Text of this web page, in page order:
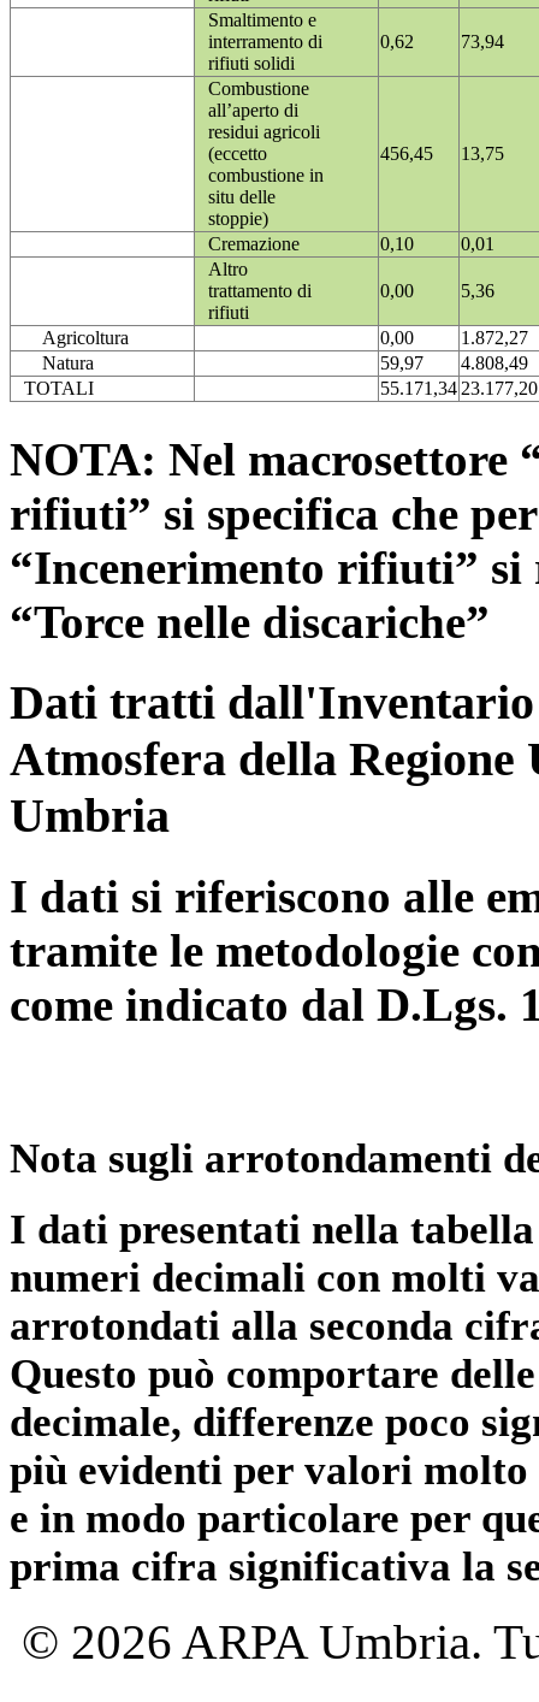
Smaltimento e
interramento di
rifiuti solidi
0,62 73,94
Combustione
all’aperto di
residui agricoli
(eccetto
combustione in
situ delle
stoppie)
456,45 13,75
Cremazione 0,10
0,01
Altro
trattamento di
rifiuti
0,00 5,36
Agricoltura 0,00
1.872,27
Natura
59,97
4.808,49
TOTALI
55.171,3423.177,20
NOTA: Nel macrosettore
rifiuti” si specifica che
“Incenerimento rifiuti”
“Torce nelle discariche”
Dati tratti dall'Inventario
Atmosfera della
Umbria
I dati si riferiscono alle
tramite le metodologie
come indicato dal D.Lgs.
Nota sugli arrotondamenti
I dati presentati nella
numeri decimali con molti
arrotondati alla seconda
Questo può comportare
decimale, differenze poco
più evidenti per valori
e in modo particolare per
prima cifra significativa la
© 2026 ARPA Umbria.